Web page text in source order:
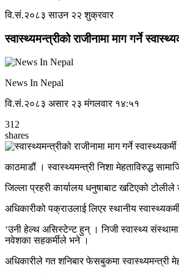
वि.सं.२०८३ साउन २२ शुक्रवार
स्वास्थ्यमन्त्रीको राजीनामा माग गर्ने
News In Nepal
वि.सं.२०८३ असार २३ मंगलवार १४:५१
312
shares
काठमाडौं । स्वास्थ्यमन्त्री निशा मेहताविरुद्ध
जिल्ला प्रहरी कार्यालय धनुषाबाट खटिएको
अधिकारीको पक्राउलाई लिएर स्थानीय
‘उनी हेल्थ असिस्टेन्ट हुन् । निजी स्वास्थ्य
नवेशका सहकर्मीले भने ।
अधिकारीले गत शनिबार फेसबुकमा स्वास्थ्यमन्त्री